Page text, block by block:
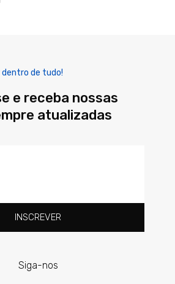
dentro de tudo!
e receba nossas
atualizadas
INSCREVER
Siga-nos